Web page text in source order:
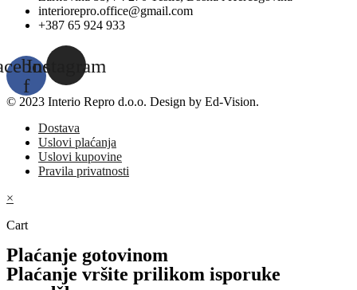
interiorepro.office@gmail.com
+387 65 924 933
f
Instagram
© 2023 Interio Repro d.o.o. Design by Ed-Vision.
Dostava
Uslovi plaćanja
Uslovi kupovine
Pravila privatnosti
×
Cart
Plaćanje gotovinom
Plaćanje vršite prilikom isporuke